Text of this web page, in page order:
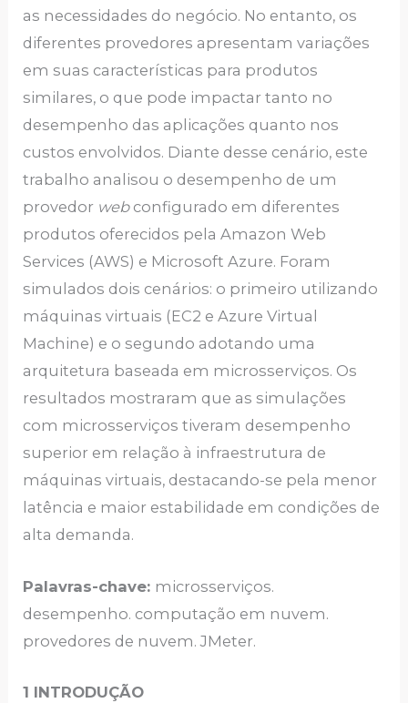
as necessidades do negócio. No entanto, os
diferentes provedores apresentam variações
em suas características para produtos
similares, o que pode impactar tanto no
desempenho das aplicações quanto nos
custos envolvidos. Diante desse cenário, este
trabalho analisou o desempenho de um
provedor webconfigurado em diferentes
produtos oferecidos pela Amazon Web
Services (AWS) e Microsoft Azure. Foram
simulados dois cenários: o primeiro utilizando
máquinas virtuais (EC2 e Azure Virtual
Machine) e o segundo adotando uma
arquitetura baseada em microsserviços. Os
resultados mostraram que as simulações
com microsserviços tiveram desempenho
superior em relação à infraestrutura de
máquinas virtuais, destacando-se pela menor
latência e maior estabilidade em condições de
alta demanda.
Palavras-chave: microsserviços.
desempenho. computação em nuvem.
provedores de nuvem. JMeter.
1 INTRODUÇÃO